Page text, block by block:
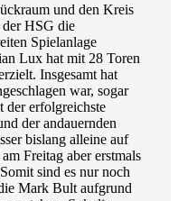
und den Kreis
HSG die
Spielanlage
Lux hat mit 28 Toren
Insgesamt hat
war, sogar
der erfolgreichste
der andauernden
bislang alleine auf
Freitag aber erstmals
sind es nur noch
Mark Bult aufgrund